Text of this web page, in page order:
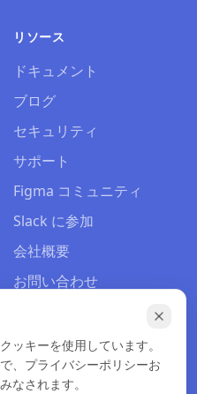
リソース
ドキュメント
ブログ
セキュリティ
サポート
Figma コミュニティ
Slack に参加
会社概要
お問い合わせ
ます。
金ポリシー
ッキーを使用しています。
、プライバシーポリシーお
なされます。